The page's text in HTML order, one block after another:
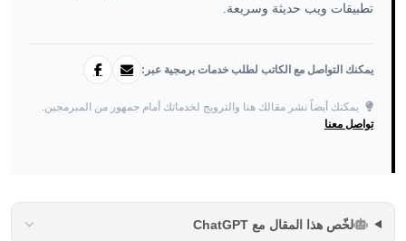
تطبيقات ويب حديثة وسريعة.
يمكنك التواصل مع الكاتب لطلب خدمات برمجية عبر:
يمكنك أيضاً نشر مقالك هنا والترويج لخدماتك أمام جمهور من المبرمجين.
تواصل معنا
لخّص هذا المقال مع ChatGPT